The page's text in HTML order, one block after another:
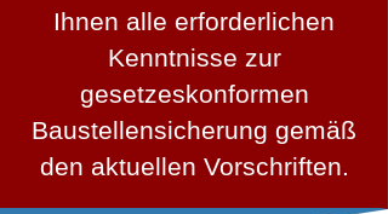
Ihnen alle erforderlichen
Kenntnisse zur
gesetzeskonformen
Baustellensicherung gemäß
den aktuellen Vorschriften.